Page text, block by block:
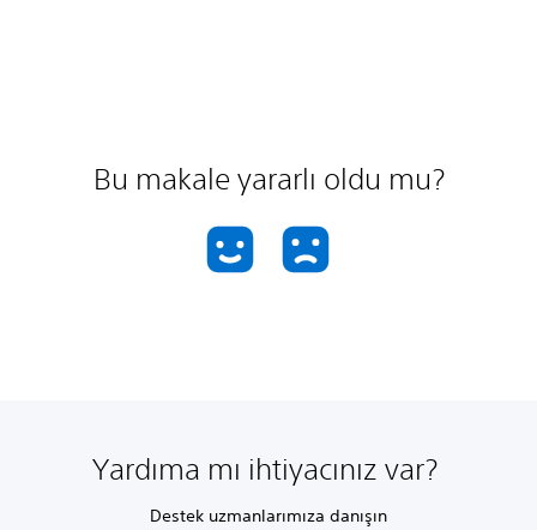
Bu makale yararlı oldu mu?
Yardıma mı ihtiyacınız var?
Destek uzmanlarımıza danışın